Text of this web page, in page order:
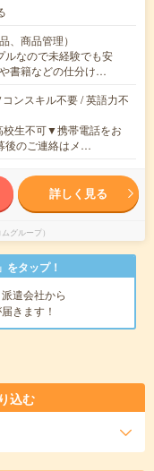
、商品管理）
ルなので未経験でも安
書籍などの仕分け…
ンスキル不要 / 英語力不
生不可▼携帯電話をお
後のご連絡はメ…
詳しく見る
グループ）
タップ！
遣会社から
きます！
込む